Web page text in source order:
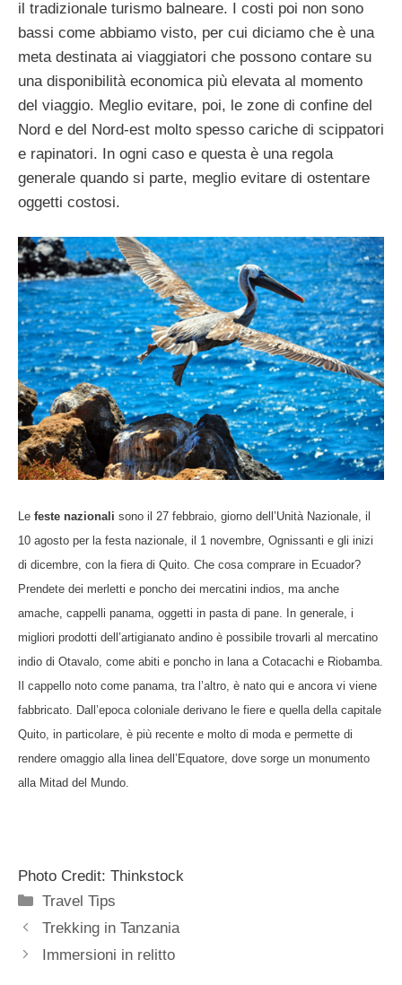
il tradizionale turismo balneare. I costi poi non sono
bassi come abbiamo visto, per cui diciamo che è una
meta destinata ai viaggiatori che possono contare su
una disponibilità economica più elevata al momento
del viaggio. Meglio evitare, poi, le zone di confine del
Nord e del Nord-est molto spesso cariche di scippatori
e rapinatori. In ogni caso e questa è una regola
generale quando si parte, meglio evitare di ostentare
oggetti costosi.
Le feste nazionali sono il 27 febbraio, giorno dell’Unità Nazionale, il
10 agosto per la festa nazionale, il 1 novembre, Ognissanti e gli inizi
di dicembre, con la fiera di Quito. Che cosa comprare in Ecuador?
Prendete dei merletti e poncho dei mercatini indios, ma anche
amache, cappelli panama, oggetti in pasta di pane. In generale, i
migliori prodotti dell’artigianato andino è possibile trovarli al mercatino
indio di Otavalo, come abiti e poncho in lana a Cotacachi e Riobamba.
Il cappello noto come panama, tra l’altro, è nato qui e ancora vi viene
fabbricato. Dall’epoca coloniale derivano le fiere e quella della capitale
Quito, in particolare, è più recente e molto di moda e permette di
rendere omaggio alla linea dell’Equatore, dove sorge un monumento
alla Mitad del Mundo.
Photo Credit: Thinkstock
Categorie
Travel Tips
Trekking in Tanzania
Immersioni in relitto